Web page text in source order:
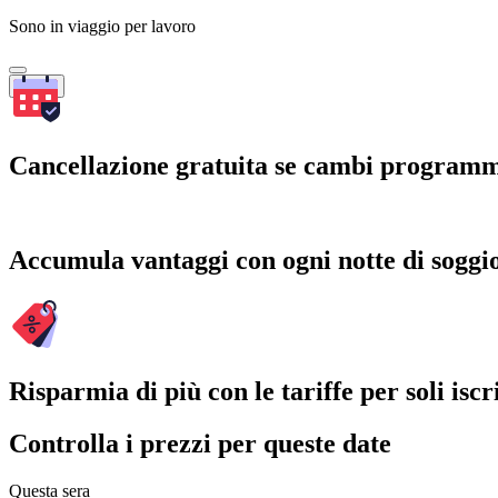
Sono in viaggio per lavoro
Cerca
Cancellazione gratuita se cambi
Accumula vantaggi con ogni notte di
Risparmia di più con le tariffe per soli
Controlla i prezzi per queste date
Questa sera